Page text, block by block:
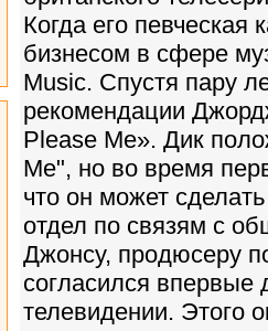
Когда его
бизнесом в сфере
Music. Спустя пару
рекомендации
Please Me». Дик
Me", но во время
что он может
отдел по связям с
Джонсу, продюсеру
согласился впервые
телевидении. Этого